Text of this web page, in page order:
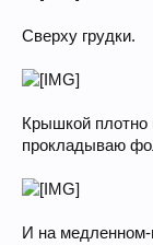
Сверху грудки.
Крышкой плотно
прокладываю
И на